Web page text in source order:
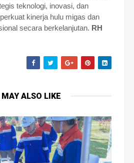
teknologi, inovasi, dan
kinerja hulu migas dan
secara berkelanjutan. RH
MAY ALSO LIKE